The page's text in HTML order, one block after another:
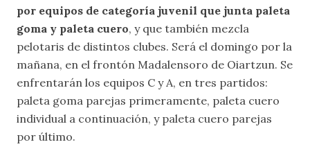
por equipos de categoría juvenil que junta paleta
goma y paleta cuero, y que también mezcla
pelotaris de distintos clubes. Será el domingo por la
mañana, en el frontón Madalensoro de Oiartzun. Se
enfrentarán los equipos C y A, en tres partidos:
paleta goma parejas primeramente, paleta cuero
individual a continuación, y paleta cuero parejas
por último.